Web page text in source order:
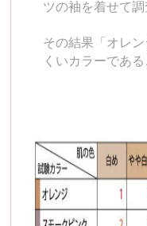
ツの袖を着せて調
その結果「オレ
くいカラーであ